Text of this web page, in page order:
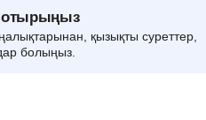
отырыңыз
қызықты суреттер,
болыңыз.